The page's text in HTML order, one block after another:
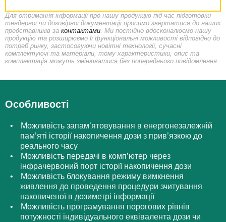
Для отримання інформації про нашу продукцію під час підготовки
тендерної чи договірної документації просимо звертатися до наших
представників за контактами. Ми постійно вдосконалюємо нашу
продукцію та розширюємо її функціональні можливості відповідно до
потреб ринку, застосовуючи новітні технології, сучасні
комплектуючі та матеріали, тому характеристики, опис та
комплектація можуть змінюватися без попереднього повідомлення.
Особливості
Можливість запам’ятовування в енергонезалежній
пам’яті історії накопичення дози з прив’язкою до
реального часу
Можливість передачі в комп’ютер через
інфрачервоний порт історії накопичення дози
Можливість блокування режиму вимкнення
живлення до проведення процедури зчитування
накопиченої в дозиметрі інформації
Можливість програмування порогових рівнів
потужності індивідуального еквівалента дози чи